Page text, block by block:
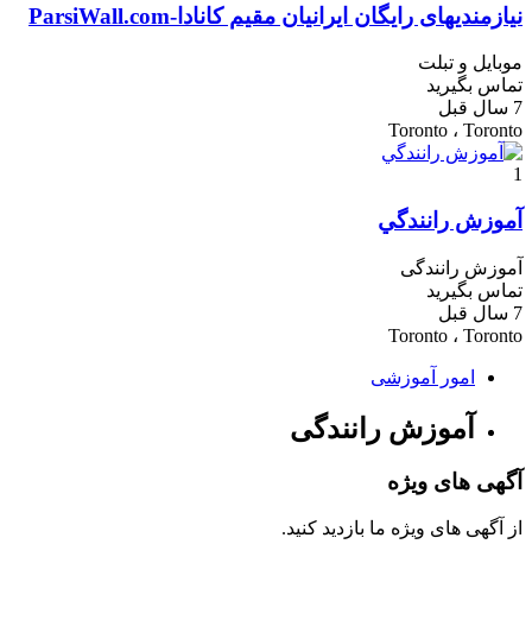
نیازمندیهای رایگان ایرانیان مقیم کانادا-ParsiWall.com
موبایل و تبلت
تماس بگیرید
7 سال قبل
Toronto ، Toronto
1
آموزش رانندگي
آموزش رانندگی
تماس بگیرید
7 سال قبل
Toronto ، Toronto
امور آموزشی
آموزش رانندگی
آگهی های ویژه
از آگهی های ویژه ما بازدید کنید.